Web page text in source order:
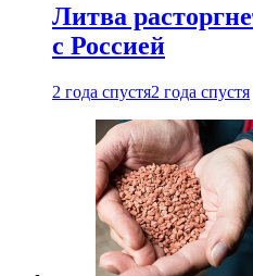
Литва
с Россией
2 года спустя2 года спустя